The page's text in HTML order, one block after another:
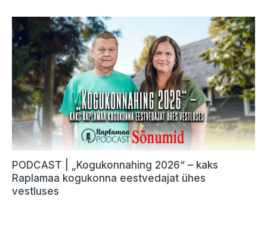
PODCAST | „Kogukonnahing 2026“ – kaks
Raplamaa kogukonna eestvedajat ühes
vestluses